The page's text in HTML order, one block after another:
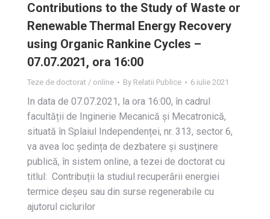
Contributions to the Study of Waste or
Renewable Thermal Energy Recovery
using Organic Rankine Cycles –
07.07.2021, ora 16:00
Teze de doctorat / online By Relatii Publice 6 iulie 2021
In data de 07.07.2021, la ora 16:00, în cadrul
facultății de Inginerie Mecanică și Mecatronică,
situată în Splaiul Independenței, nr. 313, sector 6,
va avea loc ședința de dezbatere și susţinere
publică, în sistem online, a tezei de doctorat cu
titlul: Contribuții la studiul recuperării energiei
termice deșeu sau din surse regenerabile cu
ajutorul ciclurilor